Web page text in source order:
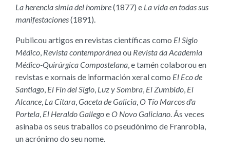
La herencia simia del hombre(1877) e La vida en todas sus
manifestaciones(1891).
Publicou artigos en revistas científicas como El Siglo
Médico, Revista contemporáneaou Revista da Academia
Médico-Quirúrgica Compostelana, e tamén colaborou en
revistas e xornais de información xeral como El Eco de
Santiago, El Fin del Siglo, Luz y Sombra, El Zumbido, El
Alcance, La Cítara,Gaceta de Galicia,O Tío Marcos d'a
Portela, El Heraldo GallegoeO Novo Galiciano. Ás veces
asinaba os seus traballos co pseudónimo de Franrobla,
un acrónimo do seu nome.